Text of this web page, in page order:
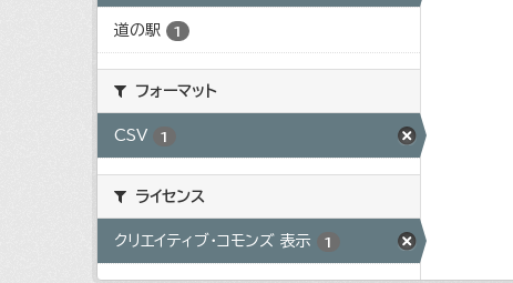
道の駅 1
フォーマット
CSV 1
ライセンス
クリエイティブ・コモンズ 表示 1